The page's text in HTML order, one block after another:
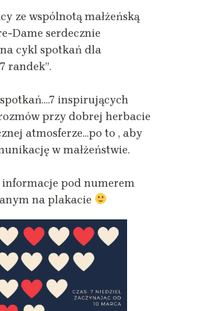
ze wspólnotą małżeńską
Dame serdecznie
cykl spotkań dla
randek”.
inspirujących
przy dobrej herbacie
atmosferze…po to , aby
w małżeństwie.
informacje pod numerem
na plakacie